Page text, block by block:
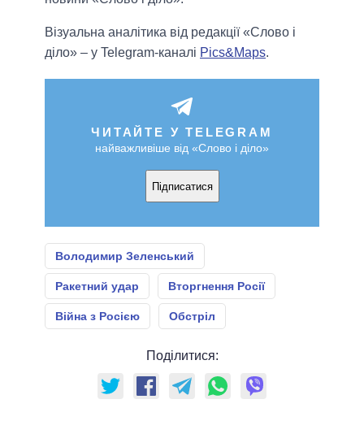
Візуальна аналітика від редакції «Слово і
діло» – у Telegram-каналі Pics&Maps.
ЧИТАЙТЕ У TELEGRAM
найважливіше від «Слово і діло»
Підписатися
Володимир Зеленський
Ракетний удар Вторгнення Росії
Війна з Росією Обстріл
Поділитися: